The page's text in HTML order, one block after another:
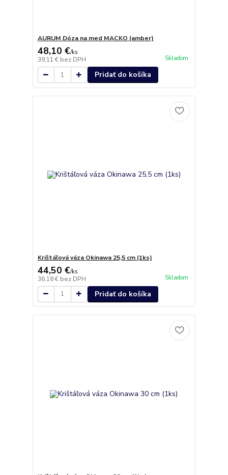
AURUM Dóza na med MACKO (amber)
48,10 €/ks
39,11 € bez DPH Skladom
Pridať do košíka
Krištáľová váza Okinawa 25,5 cm (1ks)
44,50 €/ks
36,18 € bez DPH Skladom
Pridať do košíka